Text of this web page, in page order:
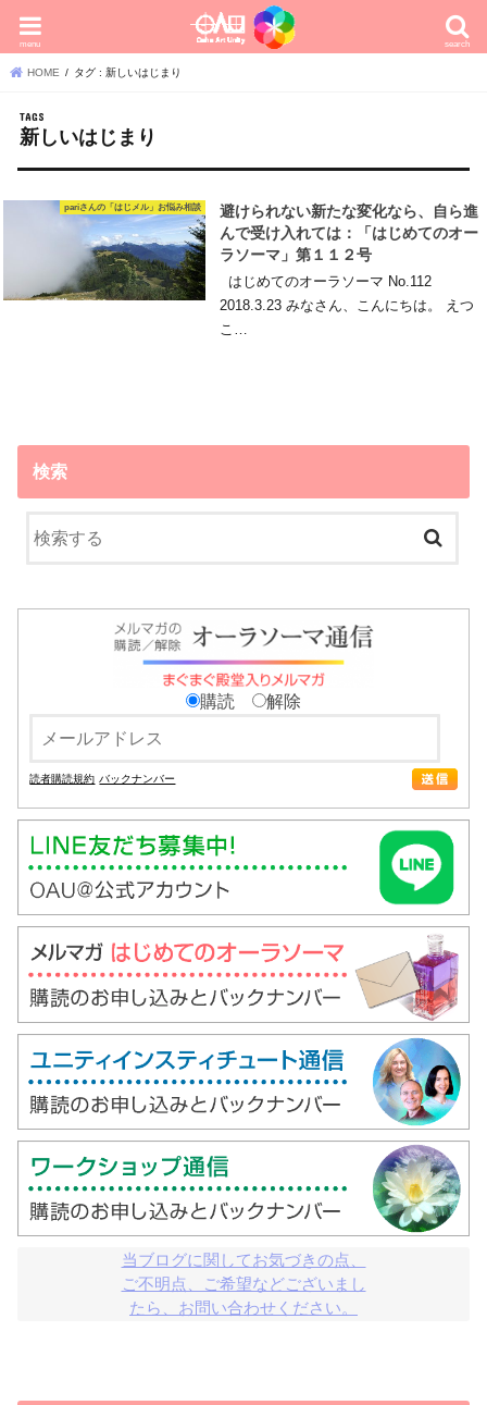
search
menu
HOME タグ : 新しいはじまり
新しいはじまり
pariさんの「はじメル」お悩み相談
避けられない新たな変化なら、自ら進
んで受け入れては：「はじめてのオー
ラソーマ」第１１２号
はじめてのオーラソーマ No.112
2018.3.23 みなさん、こんにちは。 えつ
こ…
検索
購読 解除
読者購読規約 バックナンバー
当ブログに関してお気づきの点、
ご不明点、ご希望などございまし
たら、お問い合わせください。